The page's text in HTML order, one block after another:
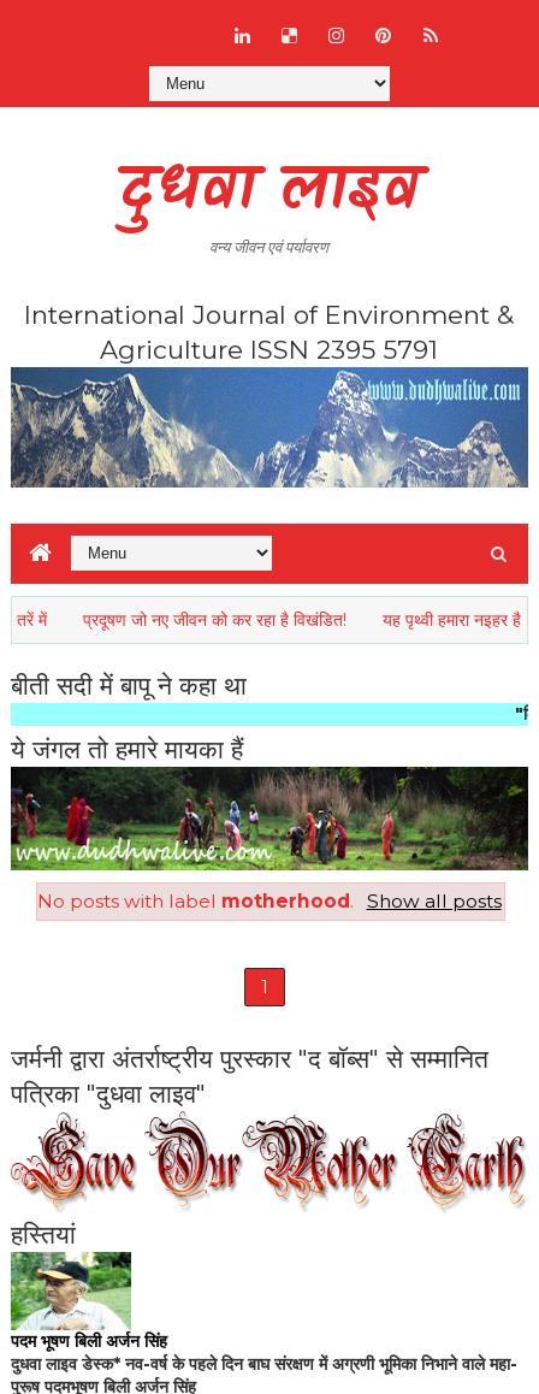
दुधवा लाइव
वन्य जीवन एवं पर्यावरण
International Journal of Environment &
Agriculture ISSN 2395 5791
प्रदूषण जो नए जीवन को कर रहा है विखंडित! यह पृथ्वी हमारा नइहर है
बीती सदी में बापू ने कहा था
"किसी
ये जंगल तो हमारे मायका हैं
No posts with label motherhood. Show all posts
1
जर्मनी द्वारा अंतर्राष्ट्रीय पुरस्कार "द बॉब्स" से सम्मानित
पत्रिका "दुधवा लाइव"
हस्तियां
पदम भूषण बिली अर्जन सिंह
दुधवा लाइव डेस्क* नव-वर्ष के पहले दिन बाघ संरक्षण में अग्रणी भूमिका निभाने वाले महा-
पुरूष पदमभूषण बिली अर्जन सिंह